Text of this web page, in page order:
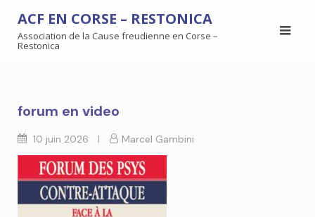
ACF EN CORSE – RESTONICA
Association de la Cause freudienne en Corse –
Restonica
forum en video
10 juin 2026 Marcel Gambini